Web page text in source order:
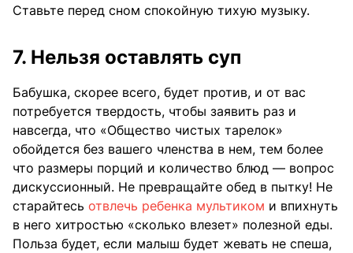
Ставьте перед сном спокойную тихую музыку.
7. Нельзя оставлять суп
Бабушка, скорее всего, будет против, и от вас
потребуется твердость, чтобы заявить раз и
навсегда, что «Общество чистых тарелок»
обойдется без вашего членства в нем, тем более
что размеры порций и количество блюд — вопрос
дискуссионный. Не превращайте обед в пытку! Не
старайтесь отвлечь ребенка мультиком и впихнуть
в него хитростью «сколько влезет» полезной еды.
Польза будет, если малыш будет жевать не спеша,